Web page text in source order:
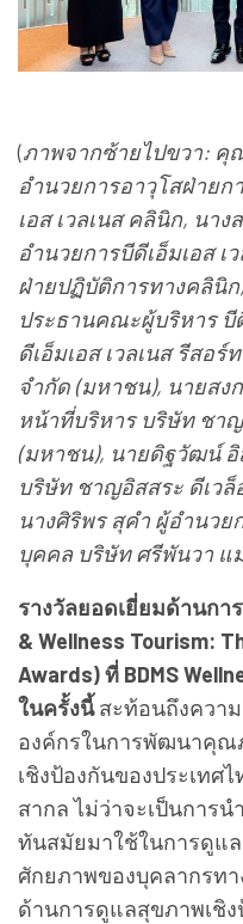
(ภาพจากซ้ายไปขวา:
อำนวยการอาวุโสฝ่ายก
เอส เวลเนส คลินิก, นา
อำนวยการบีดีเอ็มเอส
ฝ่ายปฏิบัติการทางคลินิ
ประธานคณะผู้บริหาร บี
ดีเอ็มเอส เวลเนส รีสอ
จำกัด (มหาชน), นายสง
หน้าที่บริหาร บริษัท ชา
(มหาชน), นายดิฐวัฒน์ อิ
บริษัท ชาญอิสสระ ดีเว
นางศิริพร สุคำ ผู้อำนว
บุคคล บริษัท ศรีพันวา แ
รางวัลยอดเยี่ยมด้านกา
& Wellness Tourism:
Awards) ที่ BDMS
ในครั้งนี้สะท้อนถึงควา
องค์กรในการพัฒนาคุณ
เชิงป้องกันของประเทศ
สากล ไม่ว่าจะเป็นการ
ทันสมัยมาใช้ในการดูแ
ศักยภาพของบุคลากรท
ด้านการดูแลสุขภาพเชิ